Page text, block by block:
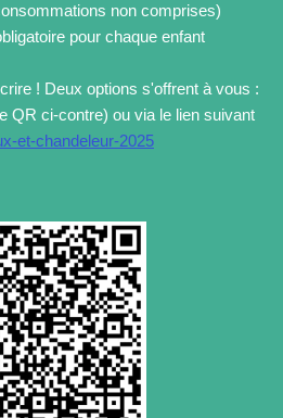
non comprises)
pour chaque enfant
! Deux options s'offrent à vous :
QR ci-contre) ou via le lien suivant
et-chandeleur-2025